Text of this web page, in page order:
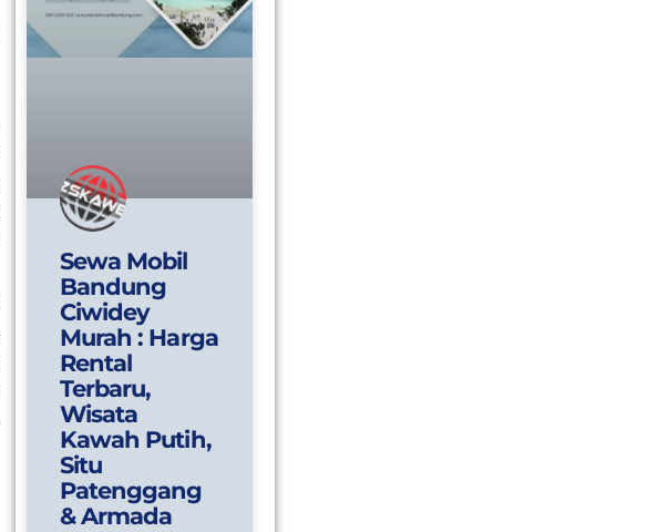
Sewa Mobil
Bandung
Ciwidey
Murah : Harga
Rental
Terbaru,
Wisata
Kawah Putih,
Situ
Patenggang
& Armada